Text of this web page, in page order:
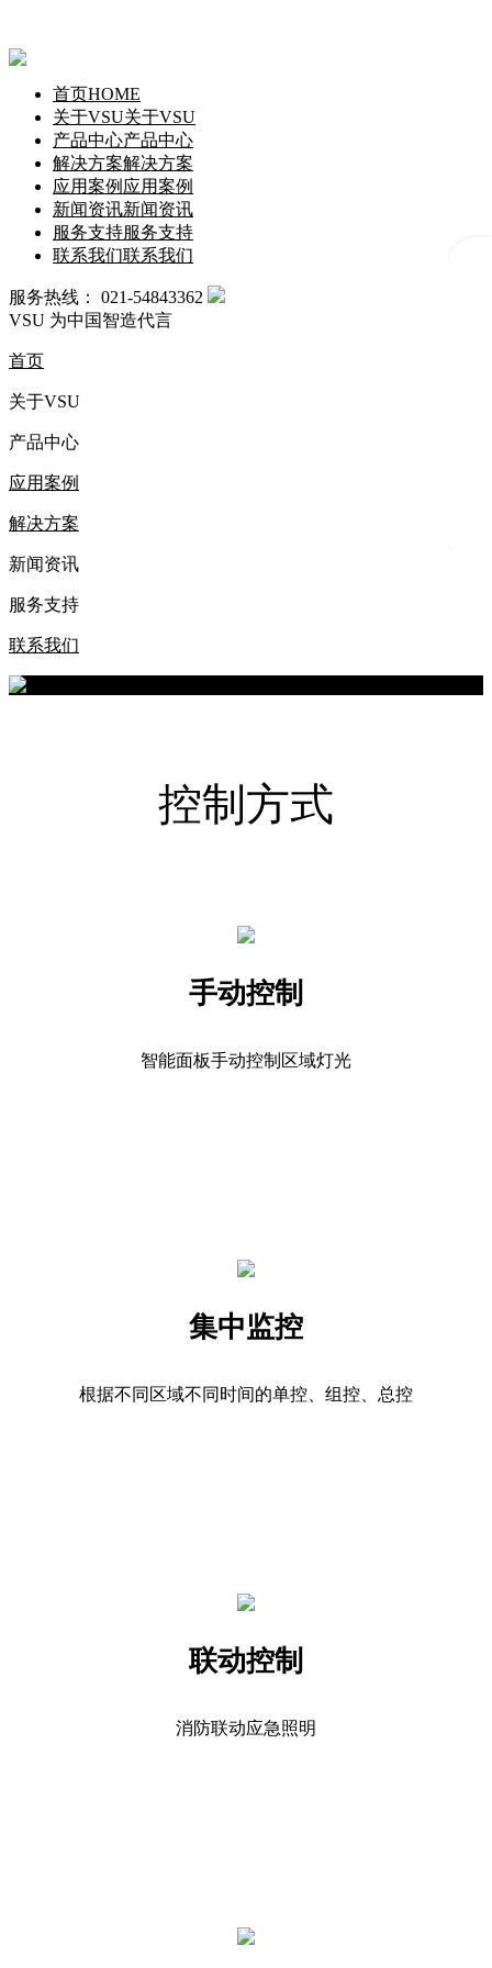
首页HOME
关于VSU关于VSU
产品中心产品中心
解决方案解决方案
应用案例 应用案例
新闻资讯新闻资讯
服务支持服务支持
联系我们联系我们
服务热线：
021-54843362
VSU 为中国智造代言
首页
关于VSU
产品中心
应用案例
解决方案
新闻资讯
服务支持
联系我们
题，VSU为工厂提供定制照明方案，能够最大程度改善工厂照
明，提高用照明电效率，节省不必要的电能浪费。
控制方式
手动控制
智能面板手动控制区域灯光
集中监控
根据不同区域不同时间的单控、组控、总控
联动控制
消防联动应急照明